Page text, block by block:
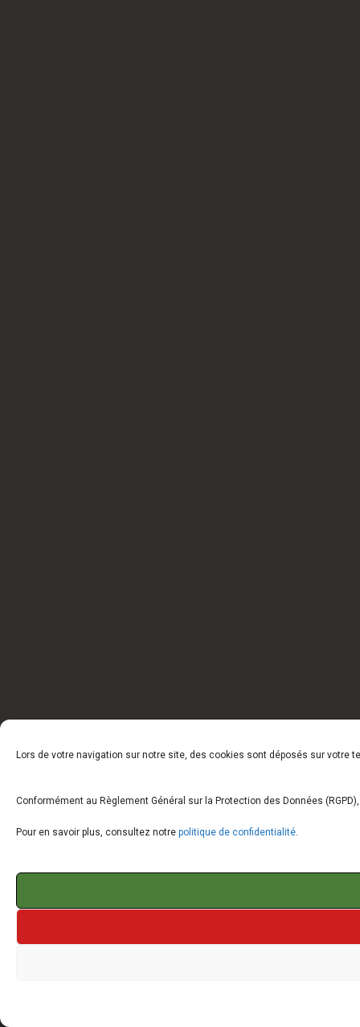
Lors de votre navigation sur notre site, des cookies sont déposés sur votre
Conformément au Règlement Général sur la Protection des Données
Pour en savoir plus, consultez notre politique de confidentialité.